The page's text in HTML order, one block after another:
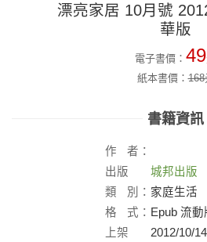
漂亮家居 10月號
華版
電子書價： 49
紙本書價：168
書籍資訊
作
者：
出版
社：
城邦出版
類
別： 家庭生活
格
式： Epub 流動
上架
2012/10/14